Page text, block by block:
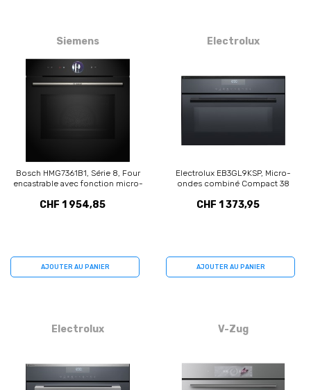
Siemens
Bosch HMG7361B1, Série 8, Four
encastrable avec fonction micro-
CHF 1 954,85
AJOUTER AU PANIER
Electrolux
Electrolux EB3GL9KSP, Micro-
ondes combiné Compact 38
CHF 1 373,95
AJOUTER AU PANIER
Electrolux V-Zug